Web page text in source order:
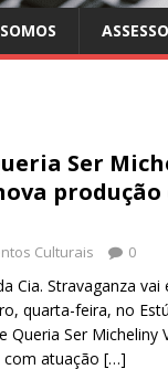
Ser
produção
Culturais 0
Cia. Stravaganza vai
quarta-feira, no
Queria Ser Micheliny
com atuação […]